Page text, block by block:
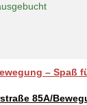
– Spaß
85A/